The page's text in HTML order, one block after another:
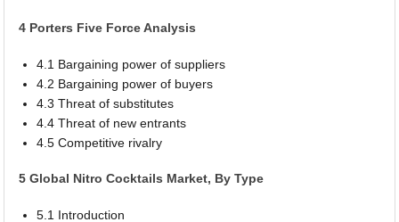
4 Porters Five Force Analysis
4.1 Bargaining power of suppliers
4.2 Bargaining power of buyers
4.3 Threat of substitutes
4.4 Threat of new entrants
4.5 Competitive rivalry
5 Global Nitro Cocktails Market, By Type
5.1 Introduction